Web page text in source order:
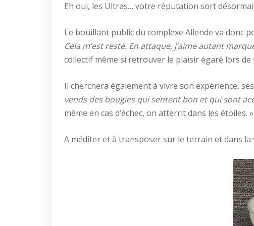
Eh oui, les Ultras… votre réputation sort
Le bouillant public du complexe Allende va donc
Cela m’est resté. En attaque, j‘aime autant
collectif même si retrouver le plaisir égaré lors de
Il cherchera également à vivre son expérience,
vends des bougies qui sentent bon et qui sont
même en cas d’échec, on atterrit dans les étoiles. »
A méditer et à transposer sur le terrain et dans la